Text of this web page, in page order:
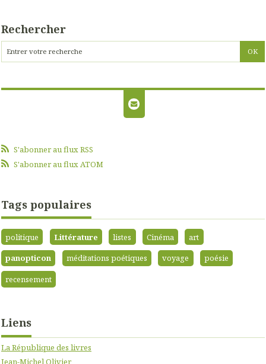
Rechercher
S'abonner au flux RSS
S'abonner au flux ATOM
Tags populaires
politique Littérature listes Cinéma
art
panopticon
méditations poétiques voyage
poésie
recensement
Liens
La République des livres
Jean-Michel Olivier